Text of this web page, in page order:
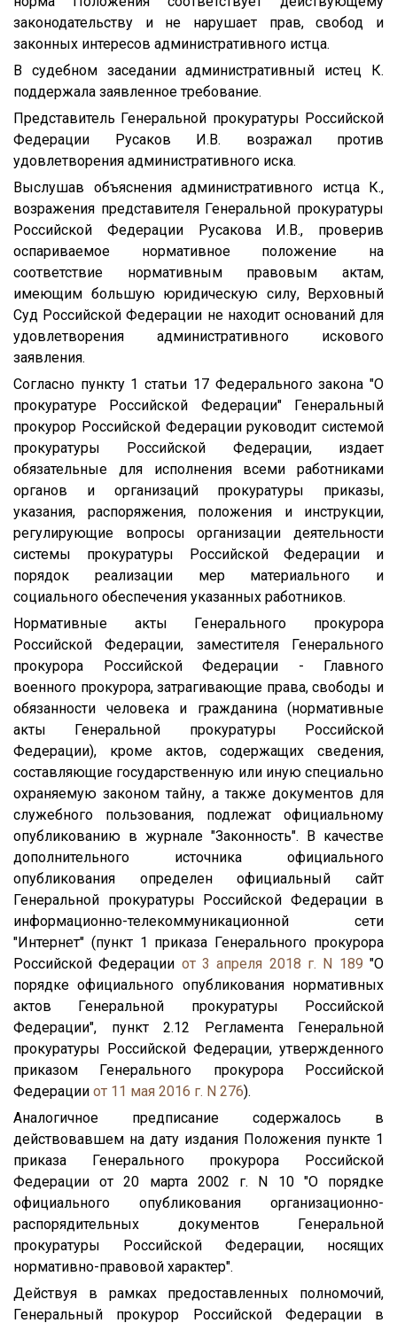
законодательству и не нарушает прав, свобод и
законных интересов административного истца.
В судебном заседании административный истец К.
поддержала заявленное требование.
Представитель Генеральной прокуратуры Российской
Федерации Русаков И.В. возражал против
удовлетворения административного иска.
Выслушав объяснения административного истца К.,
возражения представителя Генеральной прокуратуры
Российской Федерации Русакова И.В., проверив
оспариваемое нормативное положение на
соответствие нормативным правовым актам,
имеющим большую юридическую силу, Верховный
Суд Российской Федерации не находит оснований для
удовлетворения административного искового
заявления.
Согласно пункту 1 статьи 17 Федерального закона "О
прокуратуре Российской Федерации" Генеральный
прокурор Российской Федерации руководит системой
прокуратуры Российской Федерации, издает
обязательные для исполнения всеми работниками
органов и организаций прокуратуры приказы,
указания, распоряжения, положения и инструкции,
регулирующие вопросы организации деятельности
системы прокуратуры Российской Федерации и
порядок реализации мер материального и
социального обеспечения указанных работников.
Нормативные акты Генерального прокурора
Российской Федерации, заместителя Генерального
прокурора Российской Федерации - Главного
военного прокурора, затрагивающие права, свободы и
обязанности человека и гражданина (нормативные
акты Генеральной прокуратуры Российской
Федерации), кроме актов, содержащих сведения,
составляющие государственную или иную специально
охраняемую законом тайну, а также документов для
служебного пользования, подлежат официальному
опубликованию в журнале "Законность". В качестве
дополнительного источника официального
опубликования определен официальный сайт
Генеральной прокуратуры Российской Федерации в
информационно-телекоммуникационной сети
"Интернет" (пункт 1 приказа Генерального прокурора
Российской Федерации от 3 апреля 2018 г. N 189 "О
порядке официального опубликования нормативных
актов Генеральной прокуратуры Российской
Федерации", пункт 2.12 Регламента Генеральной
прокуратуры Российской Федерации, утвержденного
приказом Генерального прокурора Российской
Федерации от 11 мая 2016 г. N 276).
Аналогичное предписание содержалось в
действовавшем на дату издания Положения пункте 1
приказа Генерального прокурора Российской
Федерации от 20 марта 2002 г. N 10 "О порядке
официального опубликования организационно-
распорядительных документов Генеральной
прокуратуры Российской Федерации, носящих
нормативно-правовой характер".
Действуя в рамках предоставленных полномочий,
Генеральный прокурор Российской Федерации в